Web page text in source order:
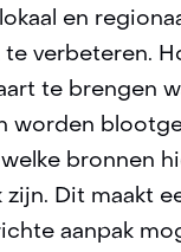
en
verbeteren.
te brengen
worden
bronnen
Dit maakt
aanpak